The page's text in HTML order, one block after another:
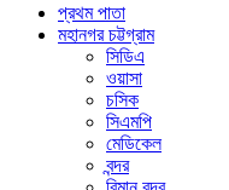
প্রথম পাতা
মহানগর চট্টগ্রাম
সিডিএ
ওয়াসা
চসিক
সিএমপি
মেডিকেল
বন্দর